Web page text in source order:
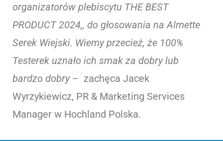
organizatorów plebiscytu THE BEST
PRODUCT 2024,, do głosowania na Almette
Serek Wiejski. Wiemy przecież, że 100%
Testerek uznało ich smak za dobry lub
bardzo dobry– zachęca Jacek
Wyrzykiewicz, PR & Marketing Services
Manager w Hochland Polska.